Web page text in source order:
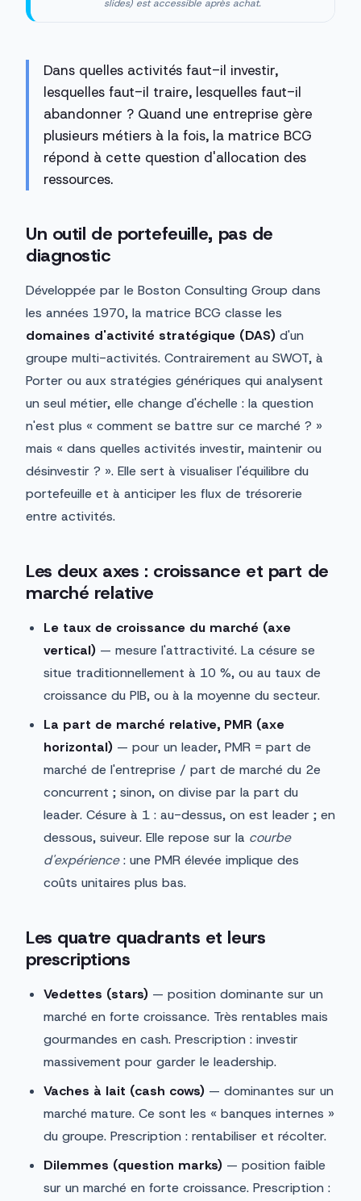
slides) est accessible après achat.
Dans quelles activités faut-il investir,
lesquelles faut-il traire, lesquelles faut-il
abandonner ? Quand une entreprise gère
plusieurs métiers à la fois, la matrice BCG
répond à cette question d'allocation des
ressources.
Un outil de portefeuille, pas de
diagnostic
Développée par le Boston Consulting Group dans
les années 1970, la matrice BCG classe les
domaines d'activité stratégique (DAS) d'un
groupe multi-activités. Contrairement au SWOT, à
Porter ou aux stratégies génériques qui analysent
un seul métier, elle change d'échelle : la question
n'est plus « comment se battre sur ce marché ? »
mais « dans quelles activités investir, maintenir ou
désinvestir ? ». Elle sert à visualiser l'équilibre du
portefeuille et à anticiper les flux de trésorerie
entre activités.
Les deux axes : croissance et part de
marché relative
Le taux de croissance du marché (axe
vertical) — mesure l'attractivité. La césure se
situe traditionnellement à 10 %, ou au taux de
croissance du PIB, ou à la moyenne du secteur.
La part de marché relative, PMR (axe
horizontal) — pour un leader, PMR = part de
marché de l'entreprise / part de marché du 2e
concurrent ; sinon, on divise par la part du
leader. Césure à 1 : au-dessus, on est leader ; en
dessous, suiveur. Elle repose sur la courbe
d'expérience: une PMR élevée implique des
coûts unitaires plus bas.
Les quatre quadrants et leurs
prescriptions
Vedettes (stars) — position dominante sur un
marché en forte croissance. Très rentables mais
gourmandes en cash. Prescription : investir
massivement pour garder le leadership.
Vaches à lait (cash cows) — dominantes sur un
marché mature. Ce sont les « banques internes »
du groupe. Prescription : rentabiliser et récolter.
Dilemmes (question marks) — position faible
sur un marché en forte croissance. Prescription :